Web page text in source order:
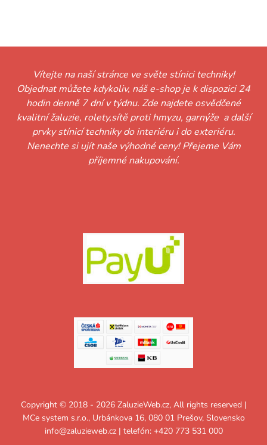
Vítejte na naší stránce ve světe stínici techniky!
Objednat můžete kdykoliv, náš e-shop je k dispozici 24
hodin denně 7 dní v týdnu. Zde najdete osvědčené
kvalitní žaluzie, rolety,sítě proti hmyzu, garnýže a další
prvky stínicí techniky do interiéru i do exteriéru.
Nenechte si ujít naše výhodné ceny! Přejeme Vám
příjemné nakupování.
Copyright © 2018 - 2026 ZaluzieWeb.cz, All rights reserved |
MCe system s.r.o., Urbánkova 16, 080 01 Prešov, Slovensko
info@zaluzieweb.cz| telefón: +420 773 531 000